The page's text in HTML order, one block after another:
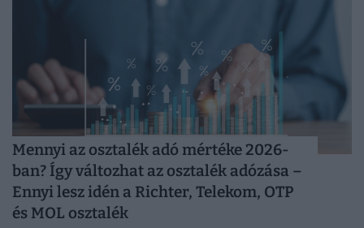
Mennyi az osztalék adó mértéke 2026-
ban? Így változhat az osztalék adózása –
Ennyi lesz idén a Richter, Telekom, OTP
és MOL osztalék